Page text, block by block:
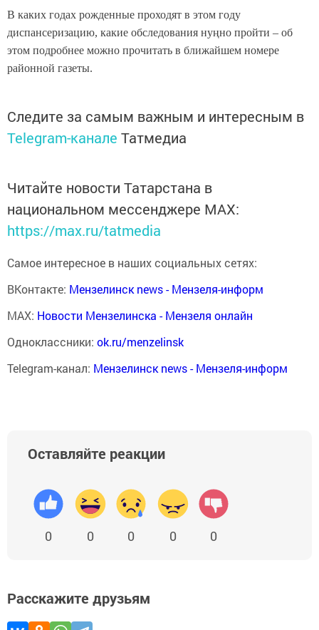
В каких годах рожденные проходят в этом году
диспансеризацию, какие обследования нуңно пройти – об
этом подробнее можно прочитать в ближайшем номере
районной газеты.
Следите за самым важным и интересным в
Telegram-канале Татмедиа
Читайте новости Татарстана в
национальном мессенджере MАХ:
https://max.ru/tatmedia
Самое интересное в наших социальных сетях:
ВКонтакте: Мензелинск news - Мензеля-информ
MAX: Новости Мензелинска - Мензеля онлайн
Одноклассники: ok.ru/menzelinsk
Telegram-канал: Мензелинск news - Мензеля-информ
Оставляйте реакции
0 0 0 0 0
Расскажите друзьям